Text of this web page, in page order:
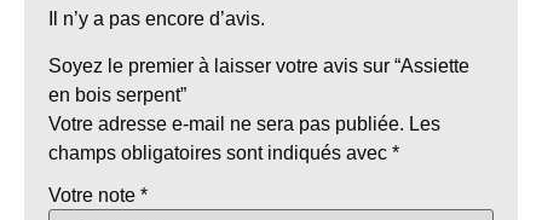
Il n’y a pas encore d’avis.
Soyez le premier à laisser votre avis sur “Assiette
en bois serpent”
Votre adresse e-mail ne sera pas publiée. Les
champs obligatoires sont indiqués avec *
Votre note *